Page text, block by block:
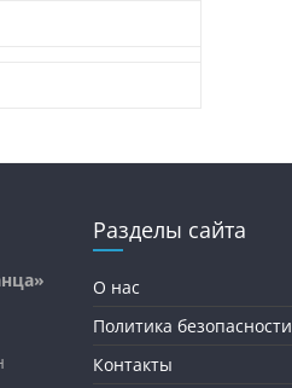
Разделы сайта
О нас
Политика безопасности
Контакты